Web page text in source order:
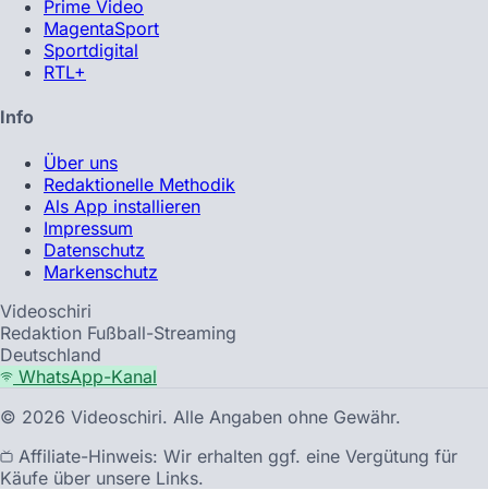
Prime Video
MagentaSport
Sportdigital
RTL+
Info
Über uns
Redaktionelle Methodik
Als App installieren
Impressum
Datenschutz
Markenschutz
Videoschiri
Redaktion Fußball-Streaming
Deutschland
WhatsApp-Kanal
© 2026 Videoschiri. Alle Angaben ohne Gewähr.
Affiliate-Hinweis: Wir erhalten ggf. eine Vergütung für
Käufe über unsere Links.